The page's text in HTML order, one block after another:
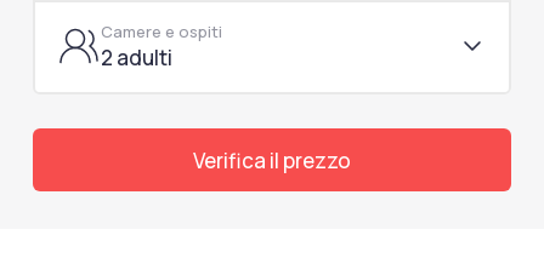
Camere e ospiti
2 adulti
Verifica il prezzo